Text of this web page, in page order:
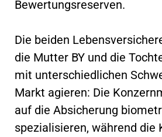
Bewertungsreserven.
Die beiden
die Mutter BY und die
mit unterschiedlichen
Markt agieren: Die
auf die Absicherung
spezialisieren, während die